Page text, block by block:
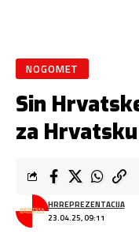
NOGOMET
Sin
za
23.04.25, 09:11
HRREPREZENTACIJA